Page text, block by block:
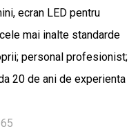
ecran LED pentru
mai inalte standarde
personal profesionist;
20 de ani de experienta